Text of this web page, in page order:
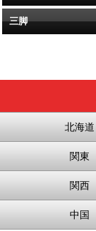
三脚
北海道
関東
関西
中国